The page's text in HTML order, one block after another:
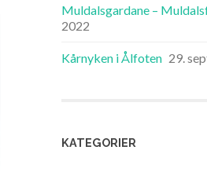
Muldalsgardane –
2022
Kårnyken i Ålfoten 29.
KATEGORIER